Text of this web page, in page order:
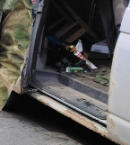
в поселке
Отвечаем!